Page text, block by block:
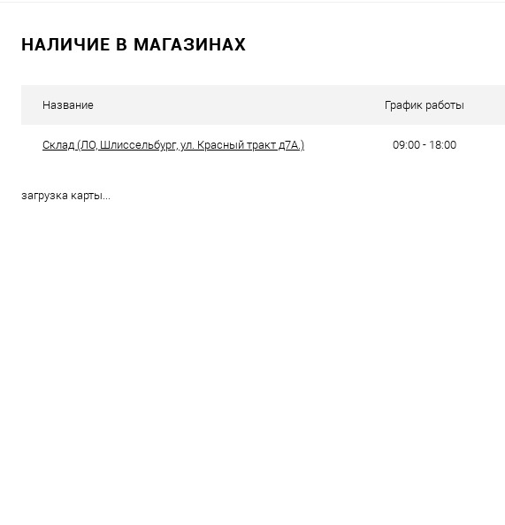
Купить в 1 клик
К сравнению
НАЛИЧИЕ В МАГАЗИНАХ
Название График работы
Склад (ЛО, Шлиссельбург, ул. Красный тракт д7А.) 09:00 - 18:00
загрузка карты...